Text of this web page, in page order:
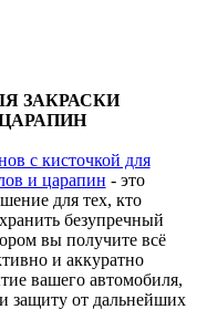
ЗАКРАСКИ
с кисточкой для
и царапин - это
для тех, кто
безупречный
вы получите всё
и аккуратно
вашего автомобиля,
защиту от дальнейших